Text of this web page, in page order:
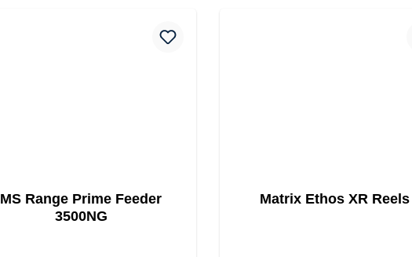
MS Range Prime Feeder
3500NG
Matrix Ethos XR Reels